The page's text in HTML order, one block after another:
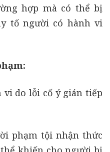
hợp mà có thể bị
tố người có hành vi
do lỗi cố ý gián tiếp
phạm tội nhận thức